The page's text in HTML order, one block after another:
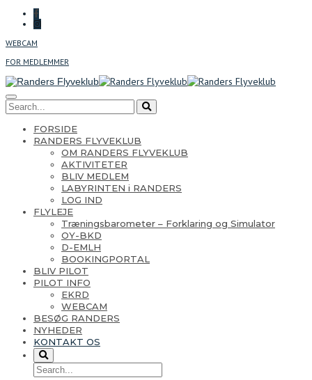
WEBCAM
FOR MEDLEMMER
FORSIDE
RANDERS FLYVEKLUB
OM RANDERS FLYVEKLUB
AKTIVITETER
BLIV MEDLEM
LABYRINTEN i RANDERS
LOG IND
FLYLEJE
Træningsbarometer – Forklaring og Simulator
OY-BKD
D-EMLH
BOOKINGPORTAL
BLIV PILOT
PILOT INFO
EKRD
WEBCAM
BESØG RANDERS
NYHEDER
KONTAKT OS